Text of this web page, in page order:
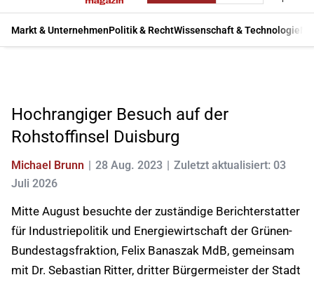
Markt & UnternehmenPolitik & RechtWissenschaft & Technologie
Hochrangiger Besuch auf der
Rohstoffinsel Duisburg
Michael Brunn 28 Aug. 2023
Zuletzt aktualisiert: 03
Juli 2026
Mitte August besuchte der zuständige Berichterstatter
für Industriepolitik und Energiewirtschaft der Grünen-
Bundestagsfraktion, Felix Banaszak MdB, gemeinsam
mit Dr. Sebastian Ritter, dritter Bürgermeister der Stadt